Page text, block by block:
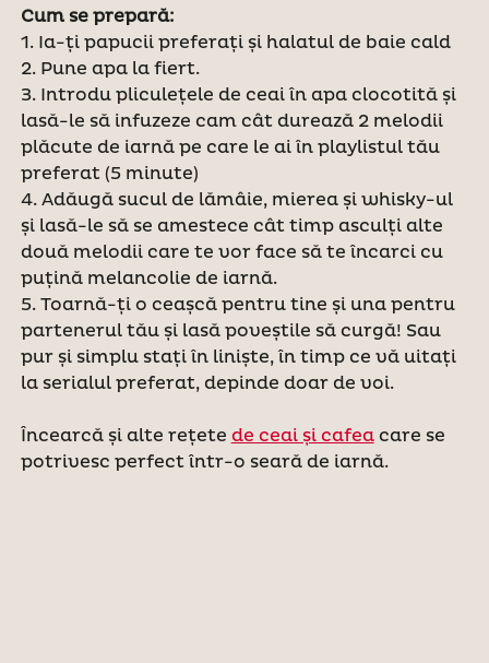
Cum se prepară:
1. Ia-ți papucii preferați și halatul de baie cald
2. Pune apa la fiert.
3. Introdu pliculețele de ceai în apa clocotită și
lasă-le să infuzeze cam cât durează 2 melodii
plăcute de iarnă pe care le ai în playlistul tău
preferat (5 minute)
4. Adăugă sucul de lămâie, mierea și whisky-ul
și lasă-le să se amestece cât timp asculți alte
două melodii care te vor face să te încarci cu
puțină melancolie de iarnă.
5. Toarnă-ți o ceașcă pentru tine și una pentru
partenerul tău și lasă poveștile să curgă! Sau
pur și simplu stați în liniște, în timp ce vă uitați
la serialul preferat, depinde doar de voi.
Încearcă și alte rețete de ceai și cafeacare se
potrivesc perfect într-o seară de iarnă.